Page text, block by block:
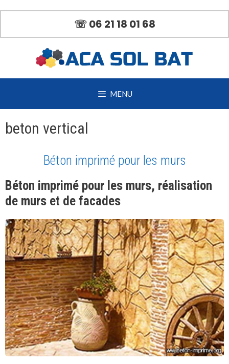
contenu
☏ 06 21 18 01 68
MENU
beton vertical
Béton imprimé pour les murs
Béton imprimé pour les murs, réalisation
de murs et de facades